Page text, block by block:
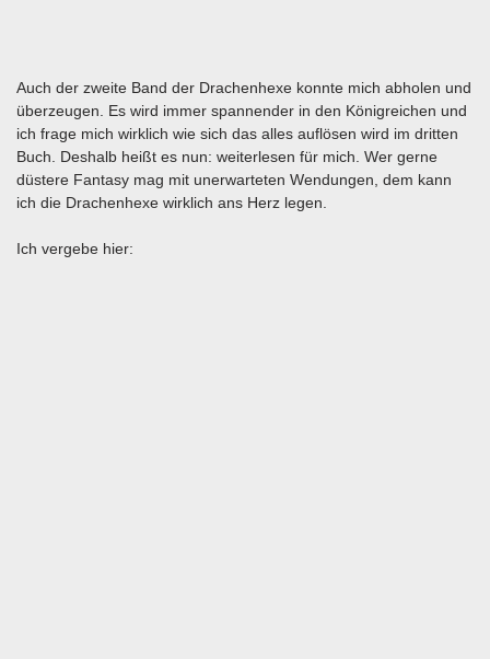
Auch der zweite Band der Drachenhexe konnte mich abholen und
überzeugen. Es wird immer spannender in den Königreichen und
ich frage mich wirklich wie sich das alles auflösen wird im dritten
Buch. Deshalb heißt es nun: weiterlesen für mich. Wer gerne
düstere Fantasy mag mit unerwarteten Wendungen, dem kann
ich die Drachenhexe wirklich ans Herz legen.
Ich vergebe hier: